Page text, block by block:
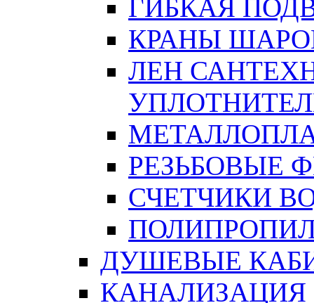
ГИБКАЯ
КРАНЫ
ЛЕН
РЕЗЬБОВЫЕ
СЧЕТЧИКИ
ДУШЕВЫЕ
КАНАЛИЗАЦИЯ